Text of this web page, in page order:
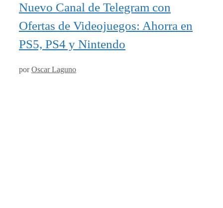
Nuevo Canal de Telegram con
Ofertas de Videojuegos: Ahorra en
PS5, PS4 y Nintendo
porOscar Laguno